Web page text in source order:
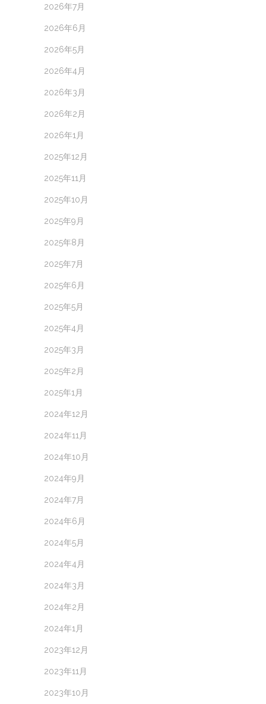
2026年7月
2026年6月
2026年5月
2026年4月
2026年3月
2026年2月
2026年1月
2025年12月
2025年11月
2025年10月
2025年9月
2025年8月
2025年7月
2025年6月
2025年5月
2025年4月
2025年3月
2025年2月
2025年1月
2024年12月
2024年11月
2024年10月
2024年9月
2024年7月
2024年6月
2024年5月
2024年4月
2024年3月
2024年2月
2024年1月
2023年12月
2023年11月
2023年10月